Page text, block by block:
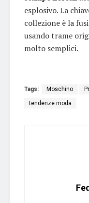
esplosivo. La
collezione è la
usando trame
molto semplici.
Tags: Moschino
tendenze moda